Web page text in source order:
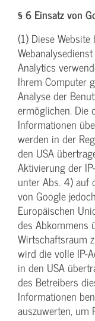
§ 6 Einsatz von
(1) Diese
Analytics
Ihrem Computer
Analyse der
ermöglichen. Die
Informationen
werden in der
den USA
Aktivierung der
unter Abs. 4) auf
von Google
Europäischen
des Abkommens
Wirtschaftsraum
wird die volle IP-
in den USA
des Betreibers
Informationen
auszuwerten, um